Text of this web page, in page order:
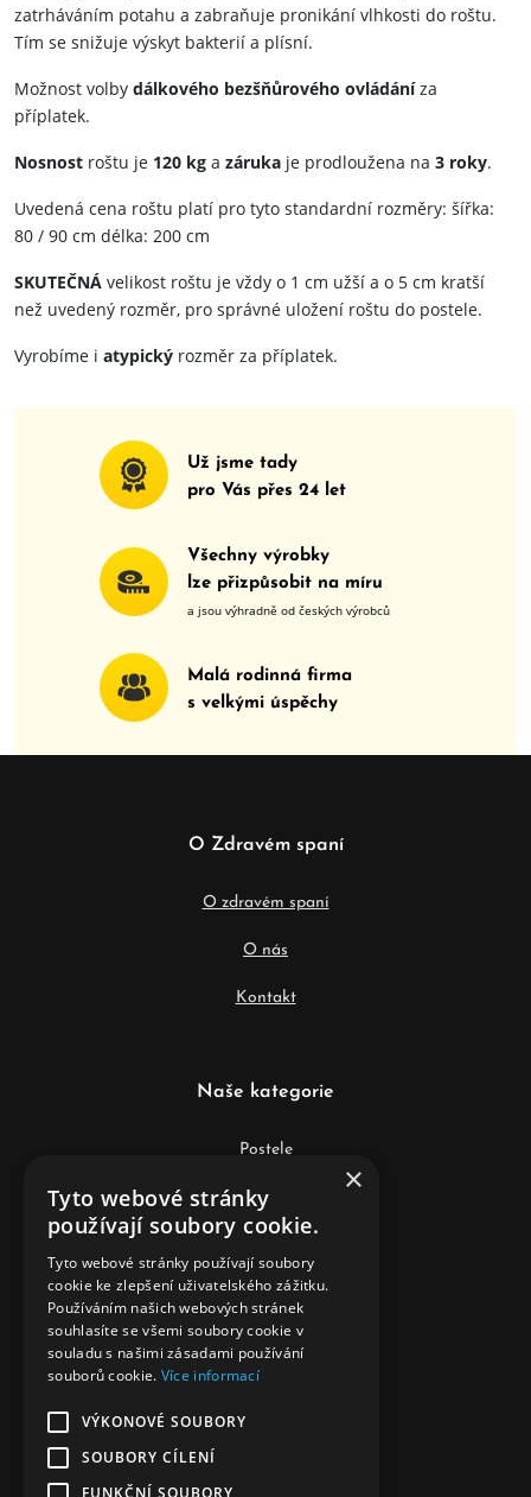
zatrháváním potahu a zabraňuje pronikání vlhkosti do roštu.
Tím se snižuje výskyt bakterií a plísní.
Možnost volby dálkového bezšňůrového ovládáníza
příplatek.
Nosnost roštu je 120 kg a záruka je prodloužena na 3 roky.
Uvedená cena roštu platí pro tyto standardní rozměry: šířka:
80 / 90 cm délka: 200 cm
SKUTEČNÁ velikost roštu je vždy o 1 cm užší a o 5 cm kratší
než uvedený rozměr, pro správné uložení roštu do postele.
Vyrobíme i atypický rozměr za příplatek.
Už jsme tady
pro Vás přes24 let
Všechny výrobky
lze přizpůsobit na míru
a jsou výhradně od českých výrobců
Malá rodinná firma
s velkými úspěchy
O Zdravém spaní
O zdravém spaní
O nás
Kontakt
Naše kategorie
Postele
Matrace
Lůžkoviny
Anatomické polštáře
×
Tyto webové stránky
používají soubory cookie.
Tyto webové stránky používají soubory
cookie ke zlepšení uživatelského zážitku.
Používáním našich webových stránek
souhlasíte se všemi soubory cookie v
souladu s našimi zásadami používání
souborů cookie. Více informací
VÝKONOVÉ SOUBORY
SOUBORY CÍLENÍ
FUNKČNÍ SOUBORY